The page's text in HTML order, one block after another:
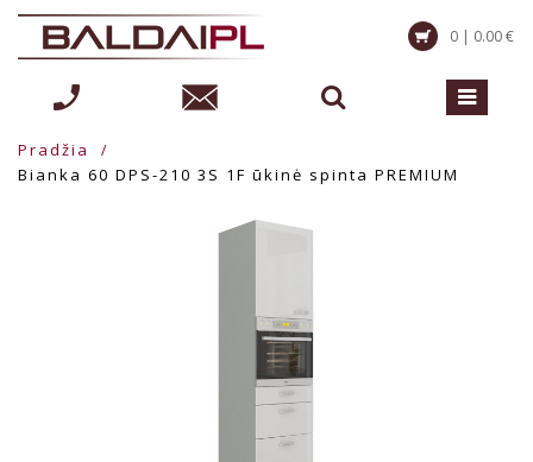
0 | 0.00 €
Pradžia
Bianka 60 DPS-210 3S 1F ūkinė spinta PREMIUM